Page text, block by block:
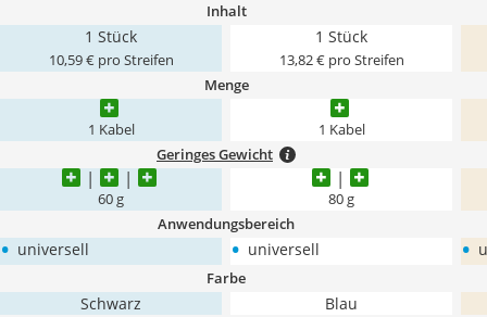
Inhalt
1 Stück
10,59 € pro Streifen
1 Stück
13,82 € pro Streifen
Menge
1 Kabel 1 Kabel
Geringes Gewicht
60 g 80 g
Anwendungsbereich
• universell • universell •
Farbe
Schwarz Blau